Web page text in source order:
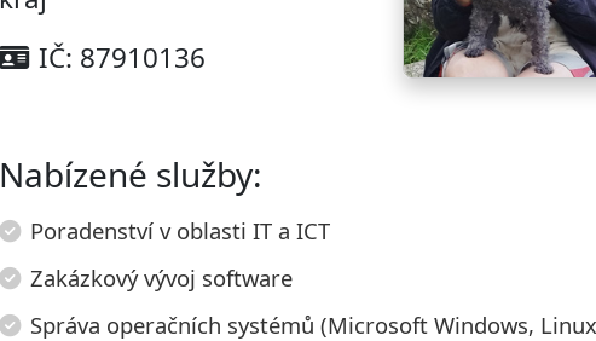
IČ: 87910136
Nabízené služby:
Poradenství v oblasti IT a ICT
Zakázkový vývoj software
Správa operačních systémů (Microsoft Windows,